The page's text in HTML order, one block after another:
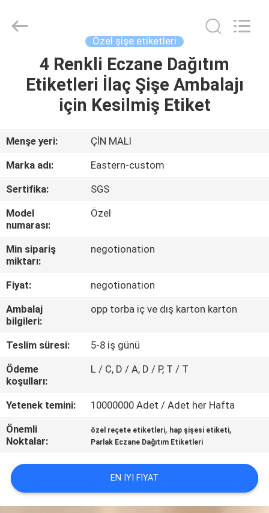
HAKKIMIZDA
FABRIKA
TURU
KALITE
KONTROL
BIZIMLE
ILETIŞIME
VAKALAR
SITE
HARITASI
Özel şişe etiketleri
4 Renkli Eczane Dağıtım
Etiketleri İlaç Şişe Ambalajı
için Kesilmiş Etiket
Menşe yeri:
ÇİN MALI
Marka adı:
Eastern-custom
Sertifika:
SGS
Model
numarası:
Özel
Min sipariş
miktarı:
negotionation
Fiyat:
negotionation
Ambalaj
bilgileri:
opp torba iç ve dış karton karton
Teslim süresi:
5-8 iş günü
Ödeme
koşulları:
L / C, D / A, D / P, T / T
Yetenek temini:
10000000 Adet / Adet her Hafta
Önemli
Noktalar:
özel reçete etiketleri, hap şişesi etiketi,
Parlak Eczane Dağıtım Etiketleri
EN IYI FIYAT